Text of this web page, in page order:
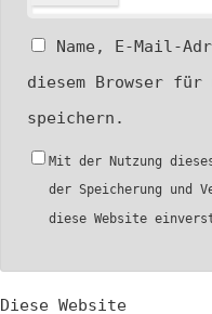
Name, E-Mail-
diesem Browser für
speichern.
Mit der Nutzung
der Speicherung und
diese Website
Diese Website